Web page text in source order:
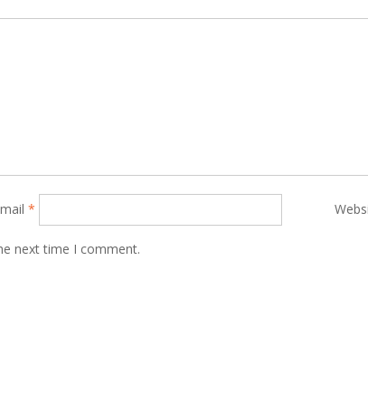
*
next time I comment.